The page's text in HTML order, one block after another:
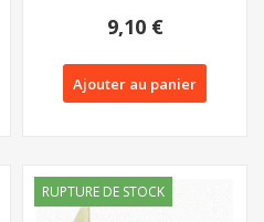
F3
9,10 €
Ajouter au panier
RUPTURE DE STOCK